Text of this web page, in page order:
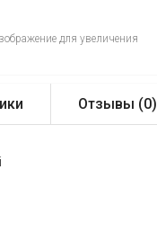
для увеличения
Отзывы (0)